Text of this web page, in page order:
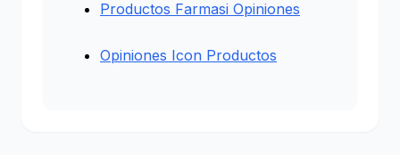
Productos Farmasi Opiniones
Opiniones Icon Productos